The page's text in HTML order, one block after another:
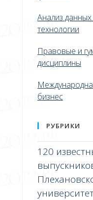
Анализ
технологии
Правовые и
дисциплины
бизнес
РУБРИКИ
120